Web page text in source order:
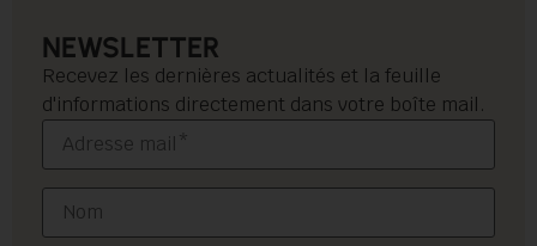
NEWSLETTER
Recevez les dernières actualités et la feuille
d'informations directement dans votre boîte mail.